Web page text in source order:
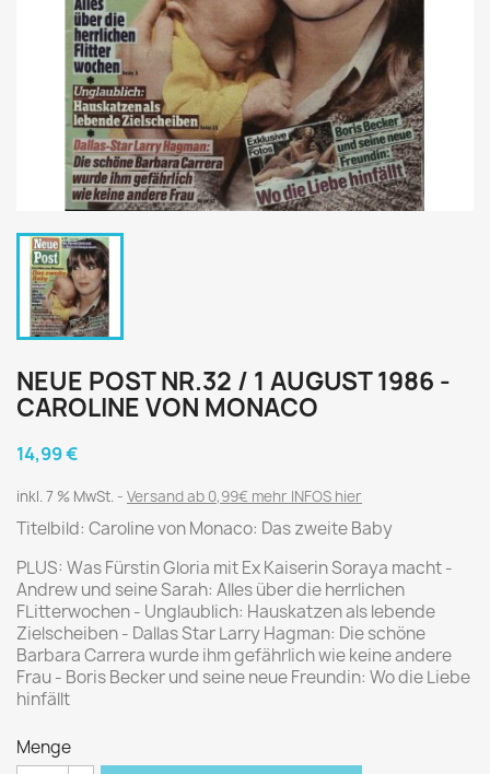
NEUE POST NR.32 / 1 AUGUST 1986 -
CAROLINE VON MONACO
14,99 €
inkl. 7 % MwSt. Versand ab 0,99€ mehr INFOS hier
Titelbild: Caroline von Monaco: Das zweite Baby
PLUS: Was Fürstin Gloria mit Ex Kaiserin Soraya macht -
Andrew und seine Sarah: Alles über die herrlichen
FLitterwochen - Unglaublich: Hauskatzen als lebende
Zielscheiben - Dallas Star Larry Hagman: Die schöne
Barbara Carrera wurde ihm gefährlich wie keine andere
Frau - Boris Becker und seine neue Freundin: Wo die Liebe
hinfällt
Menge